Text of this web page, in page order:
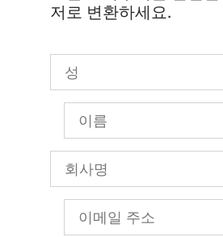
저로 변환하세요.